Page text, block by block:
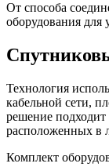
От способа
оборудования для
Технология
кабельной сети,
решение
расположенных в
Комплект